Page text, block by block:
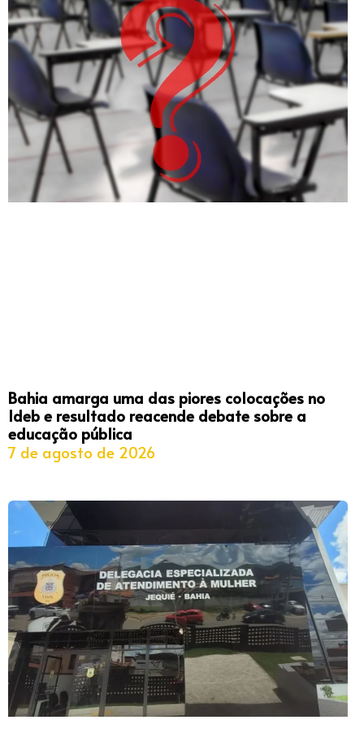
Bahia amarga uma das piores colocações no
Ideb e resultado reacende debate sobre a
educação pública
7 de agosto de 2026